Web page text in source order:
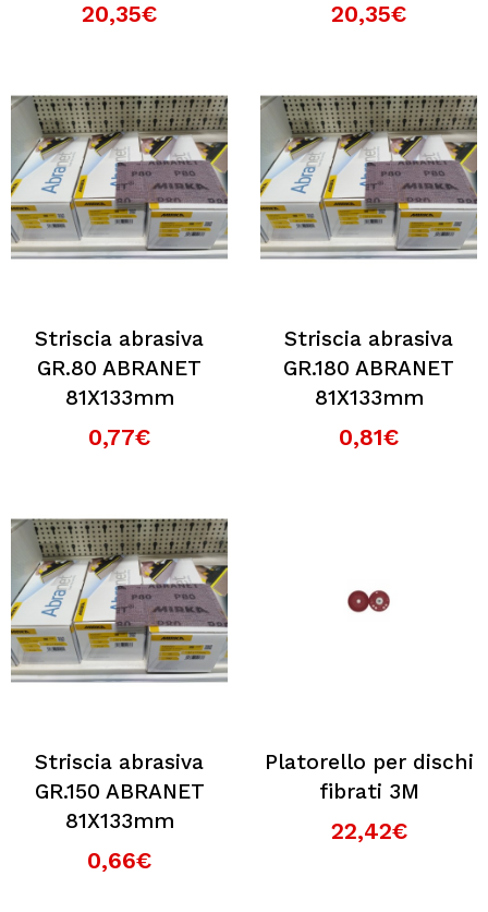
20,35€ 20,35€
Striscia abrasiva
GR.80 ABRANET
81X133mm
0,77€
Striscia abrasiva
GR.180 ABRANET
81X133mm
0,81€
Striscia abrasiva
GR.150 ABRANET
81X133mm
0,66€
Platorello per dischi
fibrati 3M
22,42€